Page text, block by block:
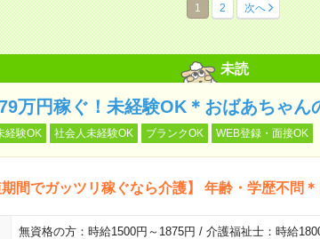
1 2 次へ
未読
万円稼ぐ！未経験OK＊おばあちゃん
経験OK 社会人未経験OK ブランクOK WEB登録・面接OK
期間でガッツリ稼ぐなら介護】 年齢・学歴不問
無資格の方：時給1500円～1875円 / 介護福祉士：時給